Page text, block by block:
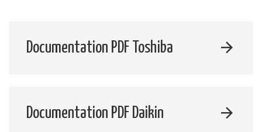
Documentation PDF Toshiba
Documentation PDF Daikin